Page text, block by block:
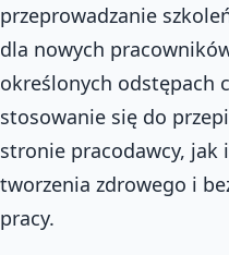
przeprowadzanie
dla nowych
określonych odstępach
stosowanie się do
stronie pracodawcy,
tworzenia zdrowego i
pracy.